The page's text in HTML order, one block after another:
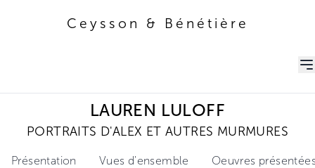
Ceysson & Bénétière
LAUREN LULOFF
PORTRAITS D'ALEX ET AUTRES MURMURES
Présentation Vues d'ensemble Oeuvres